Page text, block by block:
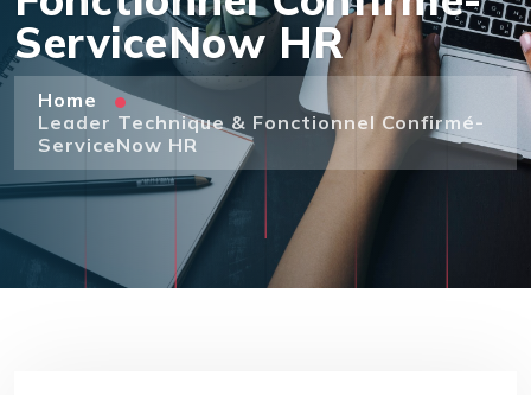
ServiceNow HR
Home
Leader Technique & Fonctionnel Confirmé-
ServiceNow HR